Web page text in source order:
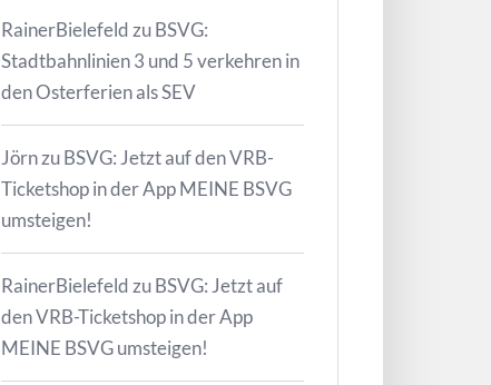
RainerBielefeld zuBSVG:
Stadtbahnlinien 3 und 5 verkehren in
den Osterferien als SEV
JörnzuBSVG: Jetzt auf den VRB-
Ticketshop in der App MEINE BSVG
umsteigen!
RainerBielefeld zuBSVG: Jetzt auf
den VRB-Ticketshop in der App
MEINE BSVG umsteigen!